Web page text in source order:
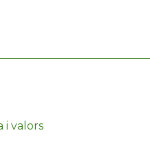
i valors